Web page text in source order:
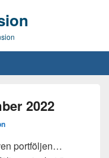
2022
portföljen…